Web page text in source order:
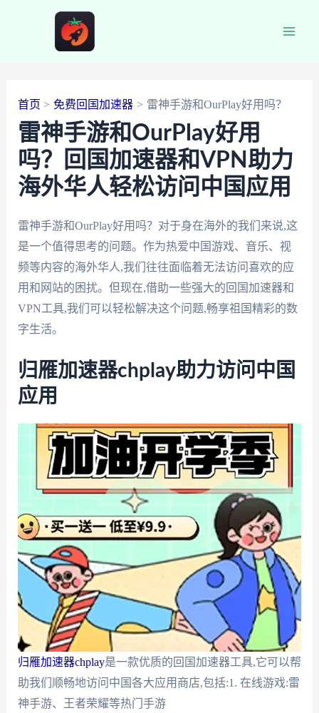
首页 免费回国加速器 雷神手游和OurPlay好用吗？
雷神手游和OurPlay好用
吗？回国加速器和VPN助力
海外华人轻松访问中国应用
雷神手游和OurPlay好用吗？对于身在海外的我们来说,这
是一个值得思考的问题。作为热爱中国游戏、音乐、视
频等内容的海外华人,我们往往面临着无法访问喜欢的应
用和网站的困扰。但现在,借助一些强大的回国加速器和
VPN工具,我们可以轻松解决这个问题,畅享祖国精彩的数
字生活。
归雁加速器chplay助力访问中国
应用
归雁加速器chplay是一款优质的回国加速器工具,它可以帮
助我们顺畅地访问中国各大应用商店,包括:1. 在线游戏:雷
神手游、王者荣耀等热门手游